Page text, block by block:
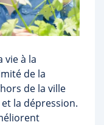
vie à la
de la
de la ville
la dépression.